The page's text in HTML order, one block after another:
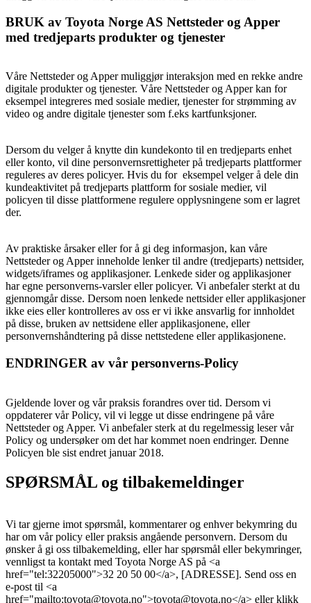
BRUK av Toyota Norge AS Nettsteder og Apper
med tredjeparts produkter og tjenester
Våre Nettsteder og Apper muliggjør interaksjon med en rekke andre
digitale produkter og tjenester. Våre Nettsteder og Apper kan for
eksempel integreres med sosiale medier, tjenester for strømming av
video og andre digitale tjenester som f.eks kartfunksjoner.
Dersom du velger å knytte din kundekonto til en tredjeparts enhet
eller konto, vil dine personvernsrettigheter på tredjeparts plattformer
reguleres av deres policyer. Hvis du for eksempel velger å dele din
kundeaktivitet på tredjeparts plattform for sosiale medier, vil
policyen til disse plattformene regulere opplysningene som er lagret
der.
Av praktiske årsaker eller for å gi deg informasjon, kan våre
Nettsteder og Apper inneholde lenker til andre (tredjeparts) nettsider,
widgets/iframes og applikasjoner. Lenkede sider og applikasjoner
har egne personverns-varsler eller policyer. Vi anbefaler sterkt at du
gjennomgår disse. Dersom noen lenkede nettsider eller applikasjoner
ikke eies eller kontrolleres av oss er vi ikke ansvarlig for innholdet
på disse, bruken av nettsidene eller applikasjonene, eller
personvernshåndtering på disse nettstedene eller applikasjonene.
ENDRINGER av vår personverns-Policy
Gjeldende lover og vår praksis forandres over tid. Dersom vi
oppdaterer vår Policy, vil vi legge ut disse endringene på våre
Nettsteder og Apper. Vi anbefaler sterk at du regelmessig leser vår
Policy og undersøker om det har kommet noen endringer. Denne
Policyen ble sist endret januar 2018.
SPØRSMÅL og tilbakemeldinger
Vi tar gjerne imot spørsmål, kommentarer og enhver bekymring du
har om vår policy eller praksis angående personvern. Dersom du
ønsker å gi oss tilbakemelding, eller har spørsmål eller bekymringer,
vennligst ta kontakt med Toyota Norge AS på <a
href="tel:32205000">32 20 50 00</a>, [ADRESSE]. Send oss en
e-post til <a
href="mailto:toyota@toyota.no">toyota@toyota.no</a> eller klikk